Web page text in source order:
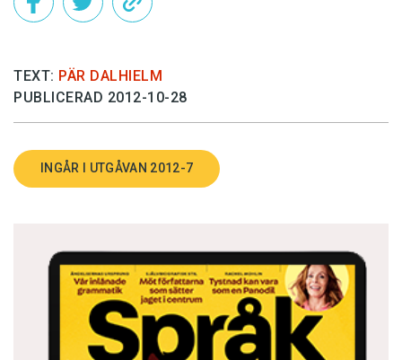
TEXT: PÄR DALHIELM
PUBLICERAD 2012-10-28
INGÅR I UTGÅVAN 2012-7